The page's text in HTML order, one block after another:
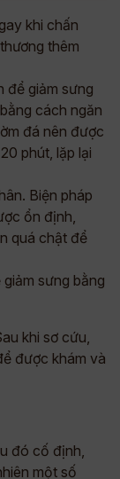
khi chấn
thêm
để giảm sưng
cách ngăn
đá nên được
phút, lặp lại
Biện pháp
ổn định,
quá chật để
sưng bằng
khi sơ cứu,
được khám và
đó cố định,
một số